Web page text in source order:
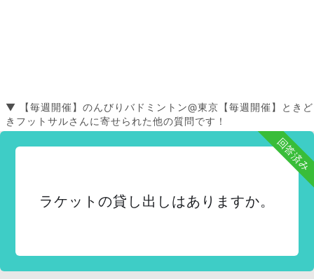
▼ 【毎週開催】のんびりバドミントン@東京【毎週開催】ときど
きフットサルさんに寄せられた他の質問です！
回答済み
ラケットの貸し出しはありますか。